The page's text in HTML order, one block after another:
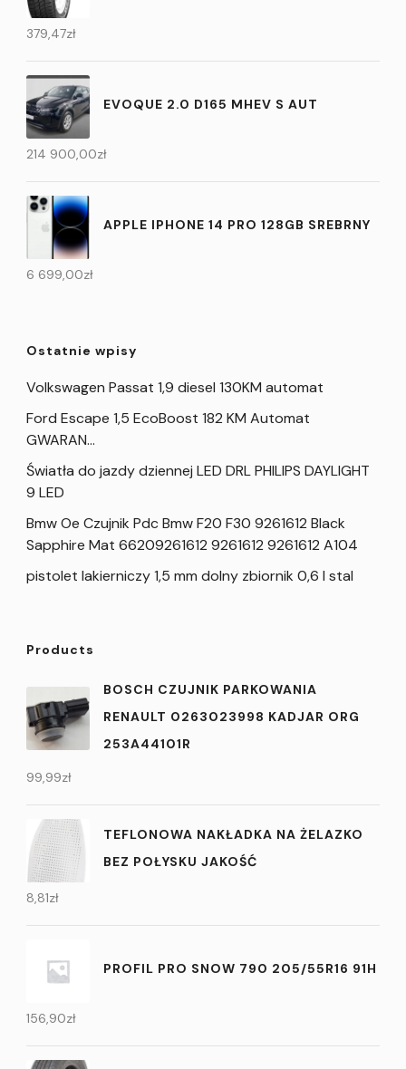
379,47zł
EVOQUE 2.0 D165 MHEV S AUT
214 900,00zł
APPLE IPHONE 14 PRO 128GB SREBRNY
6 699,00zł
Ostatnie wpisy
Volkswagen Passat 1,9 diesel 130KM automat
Ford Escape 1,5 EcoBoost 182 KM Automat
GWARAN…
Światła do jazdy dziennej LED DRL PHILIPS DAYLIGHT
9 LED
Bmw Oe Czujnik Pdc Bmw F20 F30 9261612 Black
Sapphire Mat 66209261612 9261612 9261612 A104
pistolet lakierniczy 1,5 mm dolny zbiornik 0,6 l stal
Products
BOSCH CZUJNIK PARKOWANIA
RENAULT 0263023998 KADJAR ORG
253A44101R
99,99zł
TEFLONOWA NAKŁADKA NA ŻELAZKO
BEZ POŁYSKU JAKOŚĆ
8,81zł
PROFIL PRO SNOW 790 205/55R16 91H
156,90zł